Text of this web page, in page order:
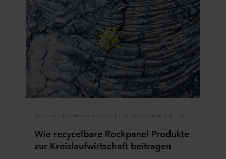
Wie recycelbare Rockpanel Produkte
zur Kreislaufwirtschaft beitragen